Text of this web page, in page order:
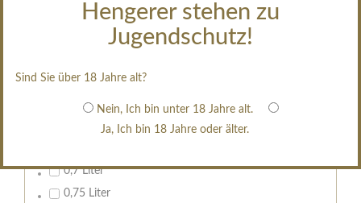
Hengerer stehen zu
Jugendschutz!
Sind Sie über 18 Jahre alt?
Nein, Ich bin unter 18 Jahre alt.
Ja, Ich bin 18 Jahre oder älter.
edelsüß
erfrischend, nicht zu süß
0,7 Liter
0,75 Liter